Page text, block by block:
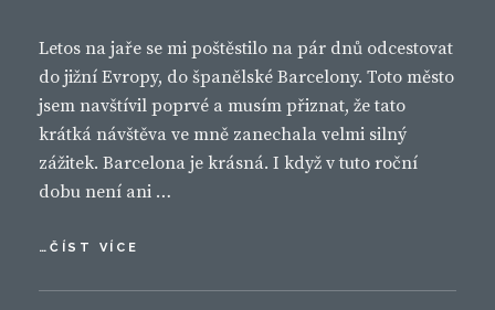
Letos na jaře se mi poštěstilo na pár dnů odcestovat
do jižní Evropy, do španělské Barcelony. Toto město
jsem navštívil poprvé a musím přiznat, že tato
krátká návštěva ve mně zanechala velmi silný
zážitek. Barcelona je krásná. I když v tuto roční
dobu není ani …
…ČÍST VÍCE